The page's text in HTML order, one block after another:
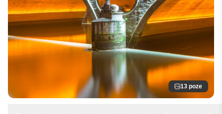
13 poze